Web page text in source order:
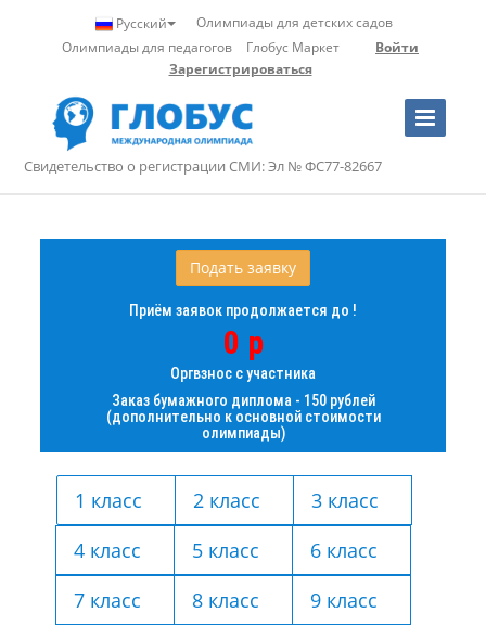
Русский
Олимпиады для детских садов
Олимпиады для педагогов
Глобус Маркет
Войти
Зарегистрироваться
Toggle
Navigation
Свидетельство о регистрации СМИ: Эл № ФС77-82667
Подать заявку
Приём заявок продолжается до !
0 р
Оргвзнос с участника
Заказ бумажного диплома - 150 рублей
(дополнительно к основной стоимости
олимпиады)
1 класс 2 класс
3 класс
4 класс
5 класс
6 класс
7 класс
8 класс
9 класс